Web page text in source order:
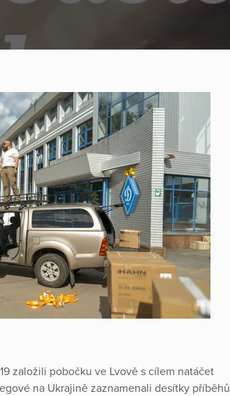
založili pobočku ve Lvově s cílem natáčet
na Ukrajině zaznamenali desítky příběhů